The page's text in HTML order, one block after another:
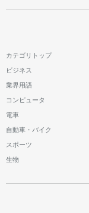
カテゴリトップ
ビジネス
業界用語
コンピュータ
電車
自動車・バイク
スポーツ
生物